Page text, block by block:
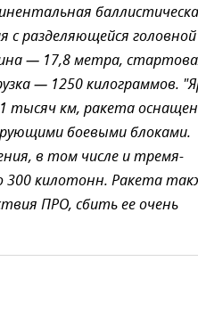
с разделяющейся головной
— 17,8 метра,
— 1250 килограммов.
тысяч км, ракета
боевыми блоками.
в том числе и тремя-
300 килотонн. Ракета
ПРО, сбить ее очень